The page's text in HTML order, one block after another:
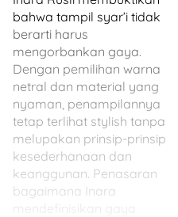
bahwa tampil syar’i tidak
berarti harus
mengorbankan gaya.
Dengan pemilihan warna
netral dan material yang
nyaman, penampilannya
tetap terlihat stylish tanpa
melupakan prinsip-prinsip
kesederhanaan dan
keanggunan. Penasaran
bagaimana Inara